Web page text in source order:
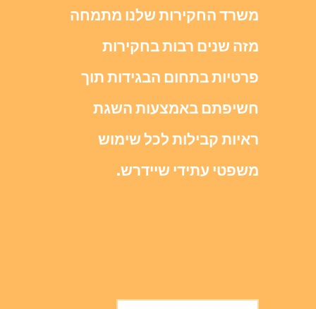
משרד החקירות שלנו מתמחה
מזה שנים רבות בחקירות
פרטיות בתחום הבגידות תוך
חשיפתם באמצעות השגת
ראיות קבילות לכל שימוש
משפטי עתידי שיידרש.